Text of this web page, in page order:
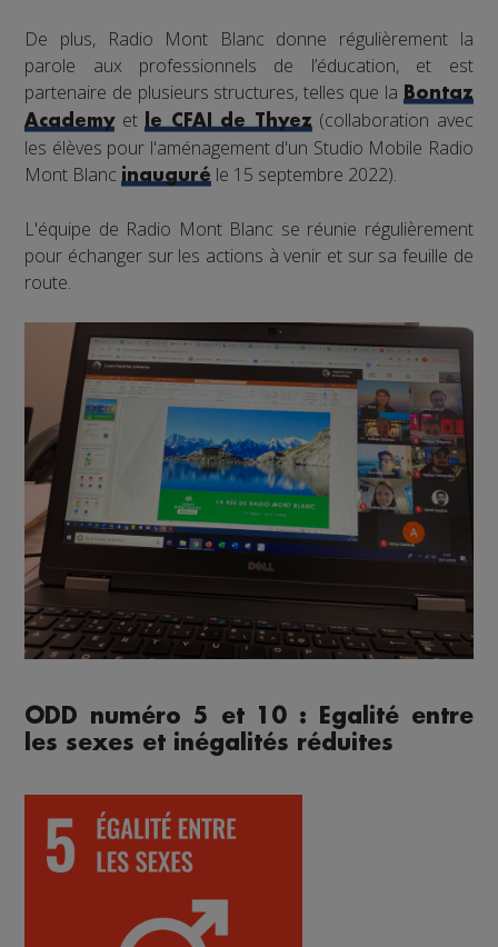
De plus, Radio Mont Blanc donne régulièrement la
parole aux professionnels de l’éducation, et est
partenaire de plusieurs structures, telles que la Bontaz
Academyetle CFAI de Thyez(collaboration avec
les élèves pour l'aménagement d'un Studio Mobile Radio
Mont Blancinauguré le 15 septembre 2022).
L'équipe de Radio Mont Blanc se réunie régulièrement
pour échanger sur les actions à venir et sur sa feuille de
route.
ODD numéro 5 et 10 : Egalité entre
les sexes et inégalités réduites